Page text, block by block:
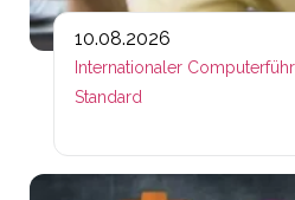
10.08.2026
Internationaler
Standard